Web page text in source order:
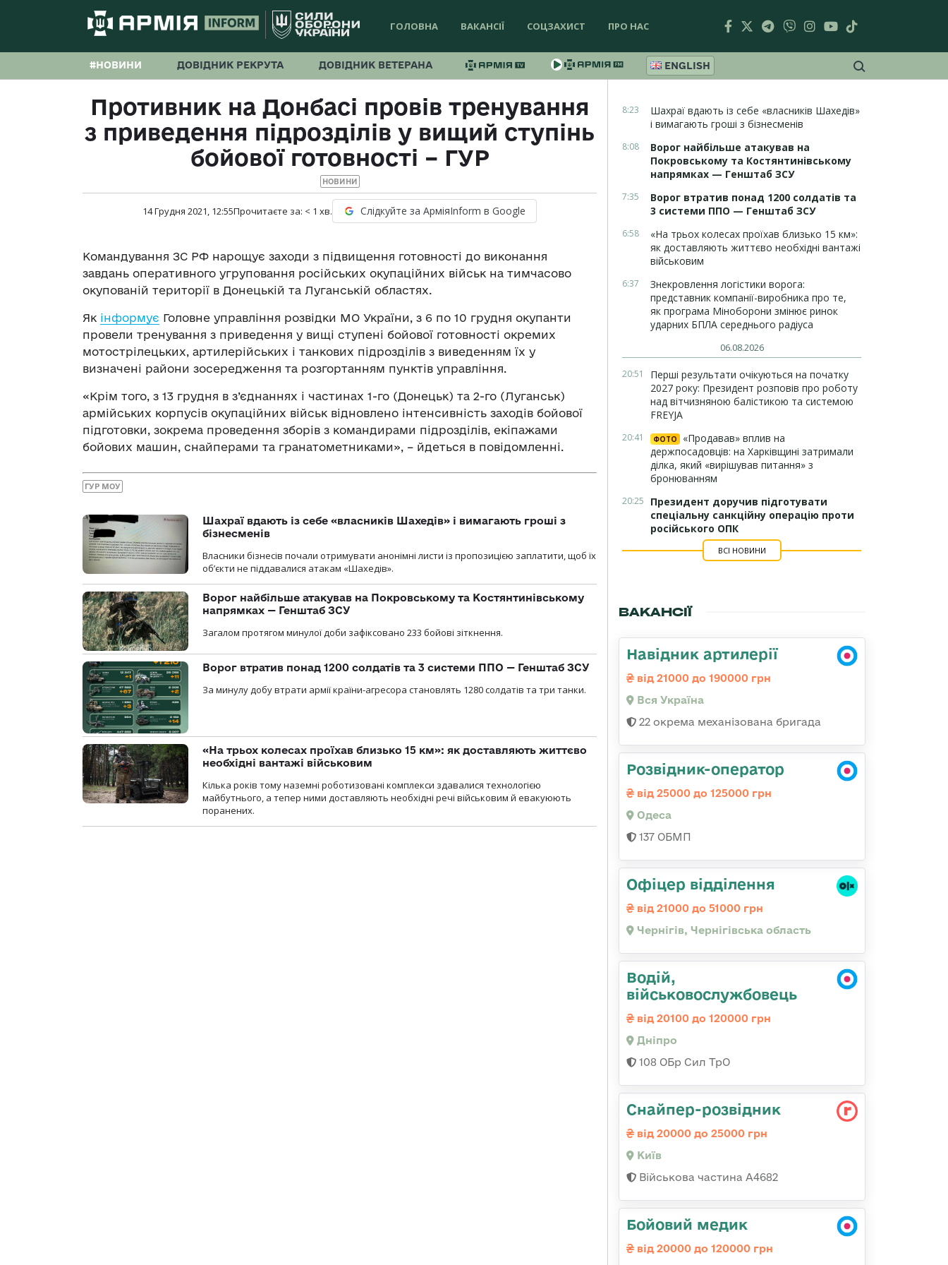
ГОЛОВНА ВАКАНСІЇ СОЦЗАХИСТ ПРО НАС
#НОВИНИ ДОВІДНИК РЕКРУТА ДОВІДНИК ВЕТЕРАНА ENGLISH
Противник на Донбасі провів тренування
з приведення підрозділів у вищий ступінь
бойової готовності – ГУР
НОВИНИ
14 Грудня 2021, 12:55Прочитаєте за: < 1 хв. Слідкуйте за АрміяInform в Google
Командування ЗС РФ нарощує заходи з підвищення готовності до виконання
завдань оперативного угруповання російських окупаційних військ на тимчасово
окупованій території в Донецькій та Луганській областях.
Як інформує Головне управління розвідки МО України, з 6 по 10 грудня окупанти
провели тренування з приведення у вищі ступені бойової готовності окремих
мотострілецьких, артилерійських і танкових підрозділів з виведенням їх у
визначені райони зосередження та розгортанням пунктів управління.
«Крім того, з 13 грудня в з’єднаннях і частинах 1-го (Донецьк) та 2-го (Луганськ)
армійських корпусів окупаційних військ відновлено інтенсивність заходів бойової
підготовки, зокрема проведення зборів з командирами підрозділів, екіпажами
бойових машин, снайперами та гранатометниками», – йдеться в повідомленні.
ГУР МОУ
Шахраї вдають із себе «власників Шахедів» і вимагають гроші з
бізнесменів
Власники бізнесів почали отримувати анонімні листи із пропозицією заплатити, щоб їх
об’єкти не піддавалися атакам «Шахедів».
Ворог найбільше атакував на Покровському та Костянтинівському
напрямках — Генштаб ЗСУ
Загалом протягом минулої доби зафіксовано 233 бойові зіткнення.
Ворог втратив понад 1200 солдатів та 3 системи ППО — Генштаб ЗСУ
За минулу добу втрати армії країни-агресора становлять 1280 солдатів та три танки.
«На трьох колесах проїхав близько 15 км»: як доставляють життєво
необхідні вантажі військовим
Кілька років тому наземні роботизовані комплекси здавалися технологією
майбутнього, а тепер ними доставляють необхідні речі військовим й евакуюють
поранених.
8:23
Шахраї вдають із себе «власників Шахедів»
і вимагають гроші з бізнесменів
8:08
Ворог найбільше атакував на
Покровському та Костянтинівському
напрямках — Генштаб ЗСУ
7:35
Ворог втратив понад 1200 солдатів та
3 системи ППО — Генштаб ЗСУ
6:58
«На трьох колесах проїхав близько 15 км»:
як доставляють життєво необхідні вантажі
військовим
6:37
Знекровлення логістики ворога:
представник компанії-виробника про те,
як програма Міноборони змінює ринок
ударних БПЛА середнього радіуса
06.08.2026
20:51
Перші результати очікуються на початку
2027 року: Президент розповів про роботу
над вітчизняною балістикою та системою
FREYJA
20:41 ФОТО
«Продавав» вплив на
держпосадовців: на Харківщині затримали
ділка, який «вирішував питання» з
бронюванням
20:25
Президент доручив підготувати
спеціальну санкційну операцію проти
російського ОПК
ВСІ НОВИНИ
ВАКАНСІЇ
Навідник артилерії
від 21000 до 190000 грн
Вся Україна
22 окрема механізована бригада
Розвідник-оператор
від 25000 до 125000 грн
Одеса
137 ОБМП
Офіцер відділення
від 21000 до 51000 грн
Чернігів, Чернігівська область
Водій,
військовослужбовець
від 20100 до 120000 грн
Дніпро
108 ОБр Сил ТрО
Снайпер-розвідник
від 20000 до 25000 грн
Київ
Військова частина А4682
Бойовий медик
від 20000 до 120000 грн